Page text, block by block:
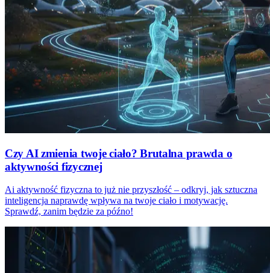
Czy AI zmienia twoje ciało? Brutalna prawda o
aktywności fizycznej
Ai aktywność fizyczna to już nie przyszłość – odkryj, jak sztuczna
inteligencja naprawdę wpływa na twoje ciało i motywację.
Sprawdź, zanim będzie za późno!